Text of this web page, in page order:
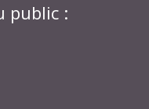
public :